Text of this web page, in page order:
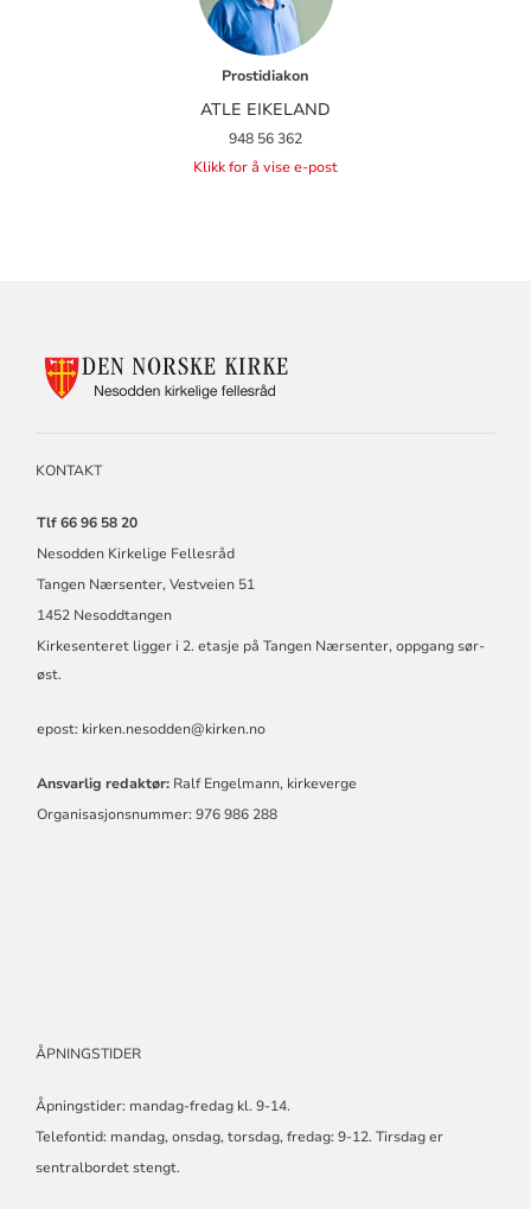
Prostidiakon
ATLE EIKELAND
948 56 362
Klikk for å vise e-post
KONTAKT
Tlf 66 96 58 20
Nesodden Kirkelige Fellesråd
Tangen Nærsenter, Vestveien 51
1452 Nesoddtangen
Kirkesenteret ligger i 2. etasje på Tangen Nærsenter, oppgang sør-
øst.
epost: kirken.nesodden@kirken.no
Ansvarlig redaktør: Ralf Engelmann, kirkeverge
Organisasjonsnummer: 976 986 288
ÅPNINGSTIDER
Åpningstider: mandag-fredag kl. 9-14.
Telefontid: mandag, onsdag, torsdag, fredag: 9-12. Tirsdag er
sentralbordet stengt.